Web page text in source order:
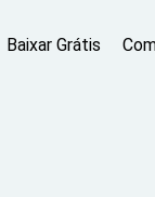
Baixar Grátis